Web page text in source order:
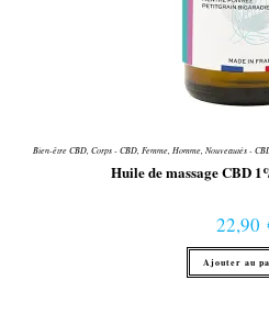
Bien-être CBD Corps - CBD Femme Homme Nouveautés -
Huile de massage CBD
22,90
Ajouter au